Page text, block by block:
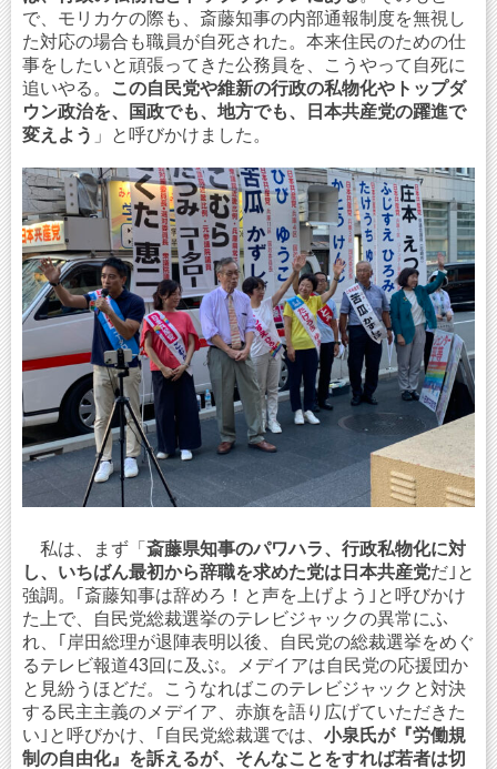
で、モリカケの際も、斎藤知事の内部通報制度を無視し
た対応の場合も職員が自死された。本来住民のための仕
事をしたいと頑張ってきた公務員を、こうやって自死に
追いやる。
この自民党や維新の行政の私物化やトップダ
ウン政治を、国政でも、地方でも、日本共産党の躍進で
変えよう 」と呼びかけました。
私は、まず「 斎藤県知事のパワハラ、行政私物化に対
し、いちばん最初から辞職を求めた党は日本共産党だ｣と
強調。｢斎藤知事は辞めろ！と声を上げよう｣と呼びかけ
た上で、自民党総裁選挙のテレビジャックの異常にふ
れ、｢岸田総理が退陣表明以後、自民党の総裁選挙をめぐ
るテレビ報道43回に及ぶ。メデイアは自民党の応援団か
と見紛うほどだ。こうなればこのテレビジャックと対決
する民主主義のメデイア、赤旗を語り広げていただきた
い｣と呼びかけ、｢自民党総裁選では、 小泉氏が『労働規
制の自由化』を訴えるが、そんなことをすれば若者は切